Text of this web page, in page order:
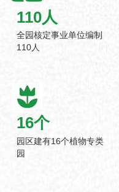
110人
全园核定事业单位编制
110人
16个
园区建有16个植物专类
园